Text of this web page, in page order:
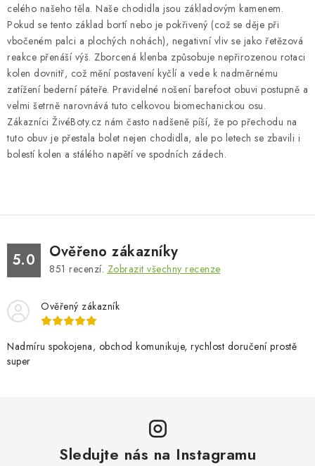
celého našeho těla. Naše chodidla jsou základovým kamenem.
Pokud se tento základ bortí nebo je pokřivený (což se děje při
vbočeném palci a plochých nohách), negativní vliv se jako řetězová
reakce přenáší výš. Zborcená klenba způsobuje nepřirozenou rotaci
kolen dovnitř, což mění postavení kyčlí a vede k nadměrnému
zatížení bederní páteře. Pravidelné nošení barefoot obuvi postupně a
velmi šetrně narovnává tuto celkovou biomechanickou osu.
Zákazníci ŽivéBoty.cz nám často nadšeně píší, že po přechodu na
tuto obuv je přestala bolet nejen chodidla, ale po letech se zbavili i
bolestí kolen a stálého napětí ve spodních zádech.
5.0 Ověřeno zákazníky
851 recenzí. Zobrazit všechny recenze
Ověřený zákazník
Nadmíru spokojena, obchod komunikuje, rychlost doručení prostě
super
Sledujte nás na Instagramu